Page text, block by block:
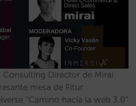
Consulting Director de Mirai
mesa de Fitur
“Camino hacía la web 3.0”